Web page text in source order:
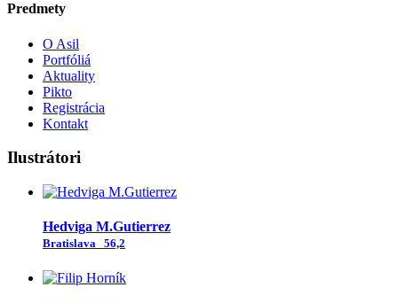
Predmety
O Asil
Portfóliá
Aktuality
Pikto
Registrácia
Kontakt
Ilustrátori
Hedviga M.Gutierrez
Bratislava 56,2